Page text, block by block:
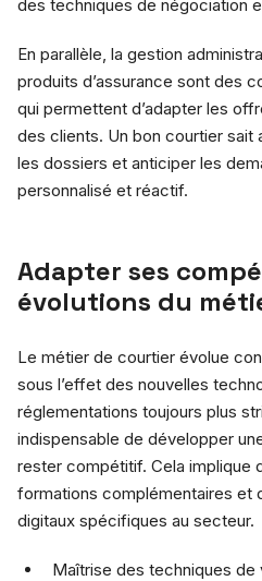
des techniques de négociation
En parallèle, la gestion
produits d’assurance sont des
qui permettent d’adapter les
des clients. Un bon courtier
les dossiers et anticiper les
personnalisé et réactif.
Adapter ses
évolutions du
Le métier de courtier évolue
sous l’effet des nouvelles
réglementations toujours plus
indispensable de développer
rester compétitif. Cela implique
formations complémentaires et
digitaux spécifiques au secteur.
Maîtrise des techniques